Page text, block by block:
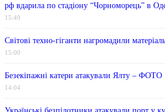
рф вдарила по стадіону “Чорноморець” в
15:49
Світові техно-гіганти нагромадили
15:00
Безекіпажні катери атакували Ялту – ФОТО
14:04